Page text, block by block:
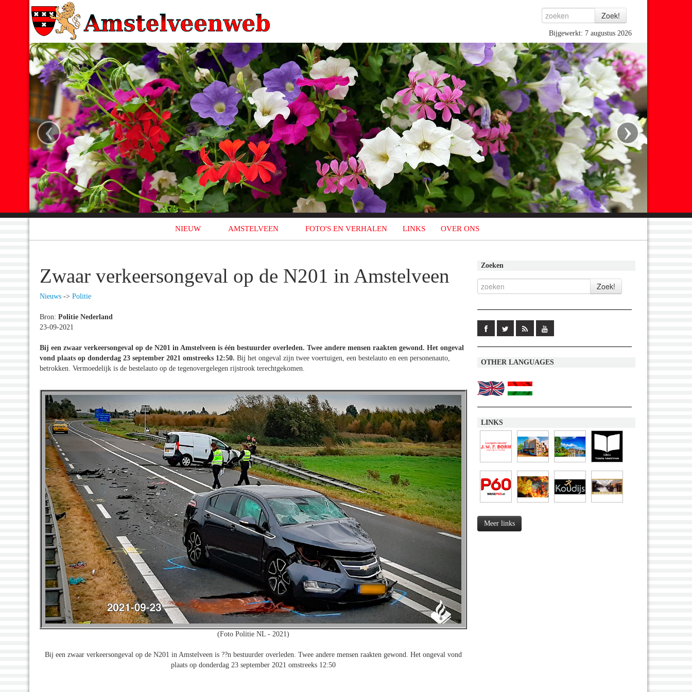
Bijgewerkt: 7 augustus 2026
‹ ›
NIEUW AMSTELVEEN FOTO'S EN VERHALEN LINKS OVER ONS
Zwaar verkeersongeval op de N201 in Amstelveen
Nieuws -> Politie
Bron: Politie Nederland
23-09-2021
Bij een zwaar verkeersongeval op de N201 in Amstelveen is één bestuurder overleden. Twee andere mensen raakten gewond. Het ongeval
vond plaats op donderdag 23 september 2021 omstreeks 12:50. Bij het ongeval zijn twee voertuigen, een bestelauto en een personenauto,
betrokken. Vermoedelijk is de bestelauto op de tegenovergelegen rijstrook terechtgekomen.
(Foto Politie NL - 2021)
Bij een zwaar verkeersongeval op de N201 in Amstelveen is ??n bestuurder overleden. Twee andere mensen raakten gewond. Het ongeval vond
plaats op donderdag 23 september 2021 omstreeks 12:50
Zoeken
OTHER LANGUAGES
LINKS
Meer links